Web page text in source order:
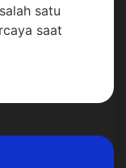
satu
saat